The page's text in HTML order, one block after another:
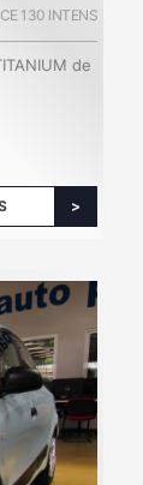
130 INTENS
de